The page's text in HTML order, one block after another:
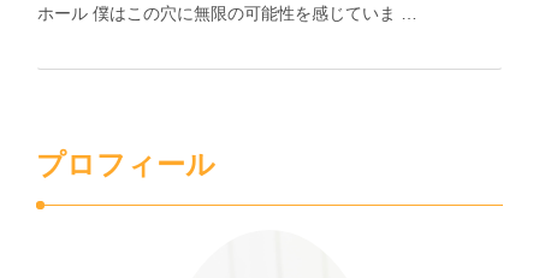
ホール 僕はこの穴に無限の可能性を感じていま …
プロフィール